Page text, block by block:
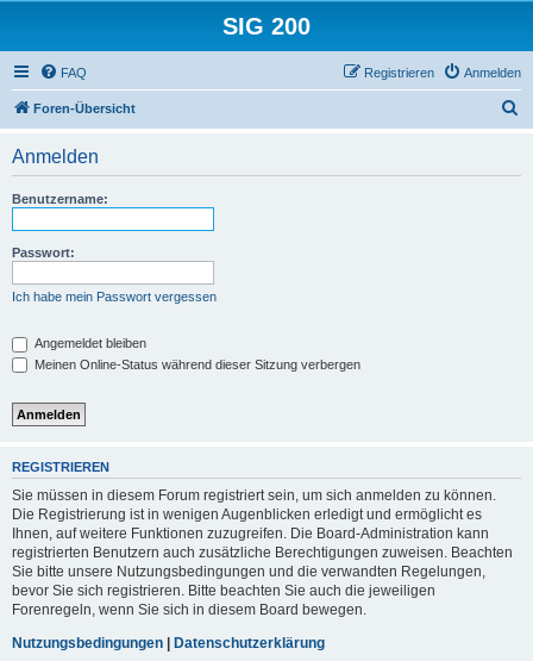
SIG 200
FAQ Anmelden
Registrieren
Foren-Übersicht
Anmelden
Benutzername:
Passwort:
Ich habe mein Passwort vergessen
Angemeldet bleiben
Meinen Online-Status während dieser Sitzung verbergen
REGISTRIEREN
Sie müssen in diesem Forum registriert sein, um sich anmelden zu können.
Die Registrierung ist in wenigen Augenblicken erledigt und ermöglicht es
Ihnen, auf weitere Funktionen zuzugreifen. Die Board-Administration kann
registrierten Benutzern auch zusätzliche Berechtigungen zuweisen. Beachten
Sie bitte unsere Nutzungsbedingungen und die verwandten Regelungen,
bevor Sie sich registrieren. Bitte beachten Sie auch die jeweiligen
Forenregeln, wenn Sie sich in diesem Board bewegen.
Nutzungsbedingungen | Datenschutzerklärung